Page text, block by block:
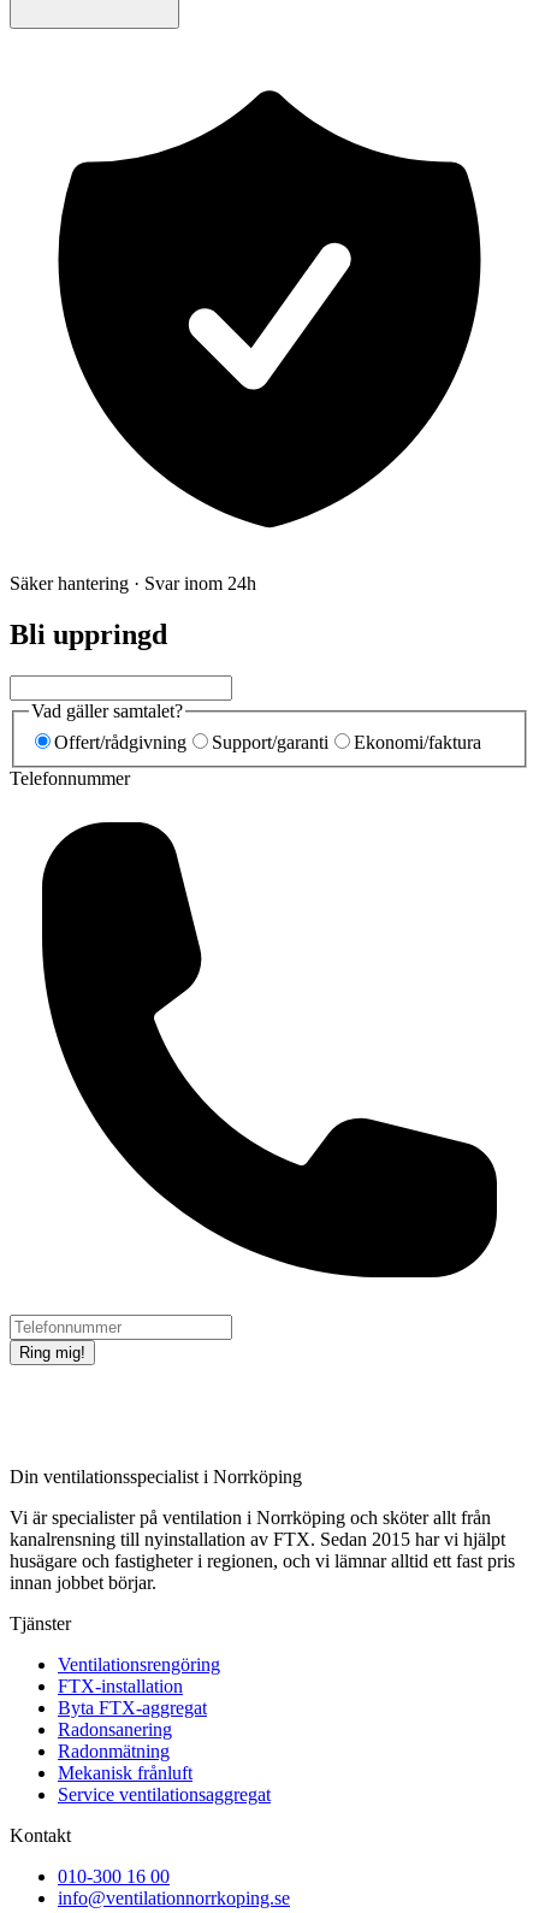
Säker hantering · Svar inom 24h
Bli uppringd
Vad gäller samtalet?
Offert/rådgivning
Support/garanti
Ekonomi/faktura
Telefonnummer
Ring mig!
Din ventilationsspecialist i Norrköping
Vi är specialister på ventilation i Norrköping och sköter allt från
kanalrensning till nyinstallation av FTX. Sedan 2015 har vi hjälpt
husägare och fastigheter i regionen, och vi lämnar alltid ett fast pris
innan jobbet börjar.
Tjänster
Ventilationsrengöring
FTX-installation
Byta FTX-aggregat
Radonsanering
Radonmätning
Mekanisk frånluft
Service ventilationsaggregat
Kontakt
010-300 16 00
info@ventilationnorrkoping.se